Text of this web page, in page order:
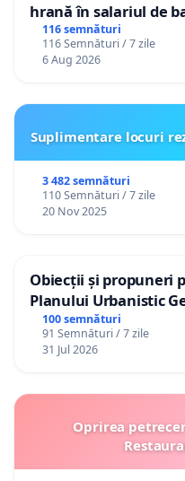
hrană în salariul de
gradațiilor de
personali
116 semnături
116 Semnături / 7 zile
6 Aug 2026
Suplimentare locuri
3 482 semnături
110 Semnături / 7 zile
20 Nov 2025
Obiecții și propuneri
Planului Urbanistic
100 semnături
91 Semnături / 7 zile
31 Jul 2026
Oprirea